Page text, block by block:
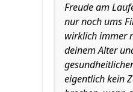
Freude am
nur noch ums
wirklich immer
deinem Alter
eigentlich kein